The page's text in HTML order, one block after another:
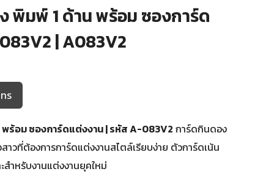
พิมพ์ 1 ด้าน พร้อม ซองการ์ด
| A083V2
ร
ร้อม ซองการ์ดแต่งงาน | รหัส A-083V2 การ์ดกินดอง
าวที่ต้องการการ์ดแต่งงานสไตล์เรียบง่าย ตัวการ์ดเน้น
สำหรับงานแต่งงานยุคใหม่